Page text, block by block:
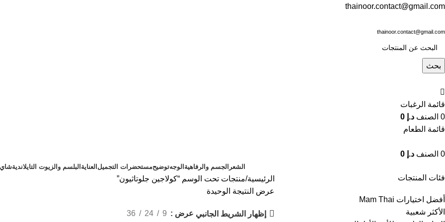
thainoor.contact@gmail.com
thainoor.contact@gmail.com
بحث
قائمة الرغبات
0 الصنف د.إ
قائمة الطعام
0 الصنف د.إ
الشعر الجسم والرفاهية الوجهتوضيحمستحضرات التجميل العناية البلسم والزيوت التايلانديةشاي
فئات المنتجات
أفضل اختيارات Mam Thai
الأكثر شعبية
الرئيسية منتجات تحت الوسم “كولاجين جلوتاثيون”
عرض النتيجة الوحيدة
إظهار الشريط الجانبي عرض 9
24
36